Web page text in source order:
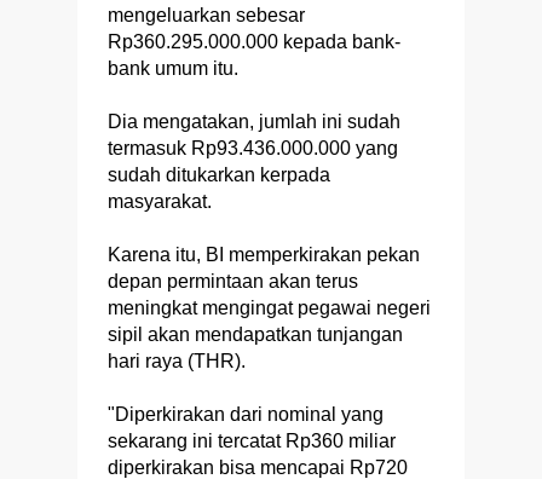
mengeluarkan sebesar
Rp360.295.000.000 kepada bank-
bank umum itu.
Dia mengatakan, jumlah ini sudah
termasuk Rp93.436.000.000 yang
sudah ditukarkan kerpada
masyarakat.
Karena itu, BI memperkirakan pekan
depan permintaan akan terus
meningkat mengingat pegawai negeri
sipil akan mendapatkan tunjangan
hari raya (THR).
"Diperkirakan dari nominal yang
sekarang ini tercatat Rp360 miliar
diperkirakan bisa mencapai Rp720